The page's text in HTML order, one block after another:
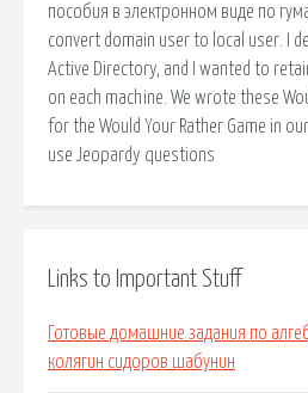
пособия в электронном виде по
convert domain user to local user. I
Active Directory, and I wanted to
on each machine. We wrote these
for the Would Your Rather Game in
use Jeopardy questions
Links to Important Stuff
Готовые домашние задания по
колягин сидоров шабунин